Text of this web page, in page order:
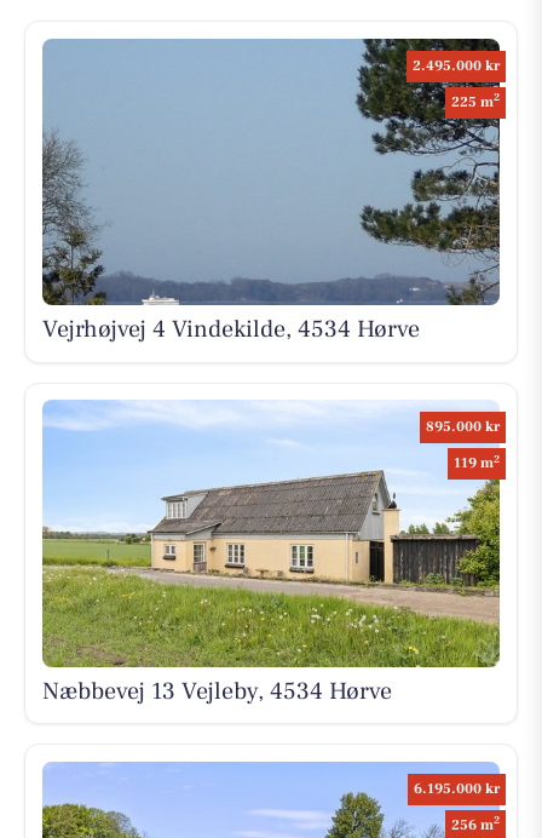
2.495.000 kr
225 m2
Vejrhøjvej 4 Vindekilde, 4534 Hørve
895.000 kr
119 m2
Næbbevej 13 Vejleby, 4534 Hørve
6.195.000 kr
256 m2